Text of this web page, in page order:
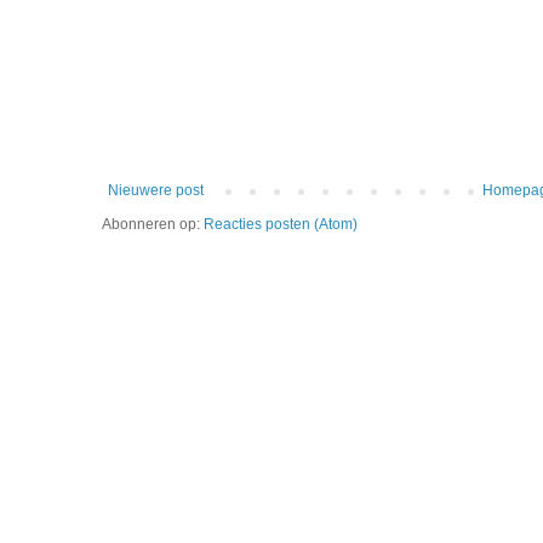
Nieuwere post
Abonneren op: Reacties posten (Atom)